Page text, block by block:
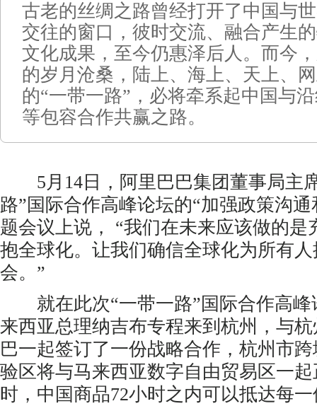
古老的丝绸之路曾经打开了中国与
交往的窗口，彼时交流、融合产生
文化成果，至今仍惠泽后人。而今
的岁月沧桑，陆上、海上、天上、
的“一带一路”，必将牵系起中国与
等包容合作共赢之路。
5月14日，阿里巴巴集团董事局主
路”国际合作高峰论坛的“加强政策沟
题会议上说， “我们在未来应该做的是
抱全球化。让我们确信全球化为所有
会。”
就在此次“一带一路”国际合作高峰
来西亚总理纳吉布专程来到杭州，与
巴一起签订了一份战略合作，杭州市
验区将与马来西亚数字自由贸易区一
时，中国商品72小时之内可以抵达每